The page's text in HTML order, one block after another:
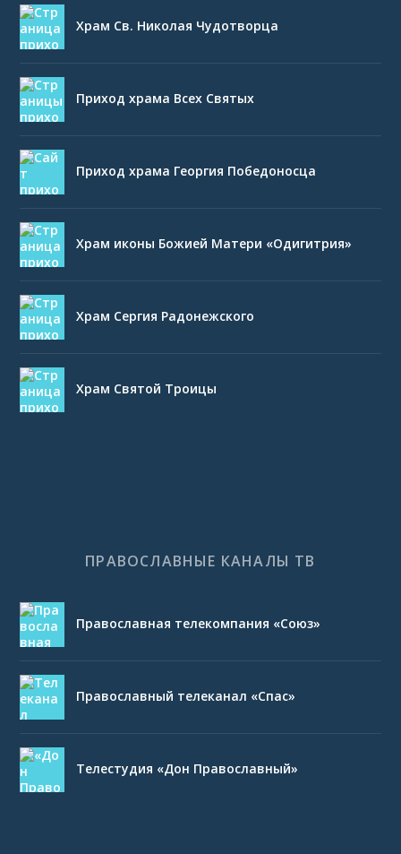
Храм Св. Николая Чудотворца
Приход храма Всех Святых
Приход храма Георгия Победоносца
Храм иконы Божией Матери «Одигитрия»
Храм Сергия Радонежского
Храм Святой Троицы
ПРАВОСЛАВНЫЕ КАНАЛЫ ТВ
Православная телекомпания «Союз»
Православный телеканал «Спас»
Телестудия «Дон Православный»